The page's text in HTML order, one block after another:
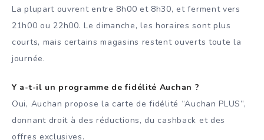
La plupart ouvrent entre 8h00 et 8h30, et ferment vers
21h00 ou 22h00. Le dimanche, les horaires sont plus
courts, mais certains magasins restent ouverts toute la
journée.
Y a-t-il un programme de fidélité Auchan ?
Oui, Auchan propose la carte de fidélité “Auchan PLUS”,
donnant droit à des réductions, du cashback et des
offres exclusives.